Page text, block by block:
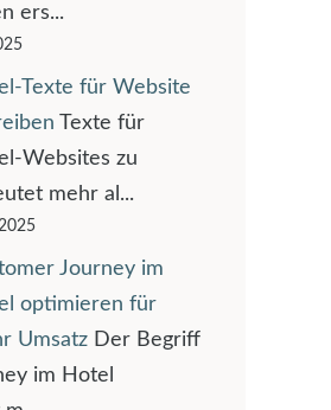
ers...
Texte für Website
Texte für
Websites zu
mehr al...
Journey im
optimieren für
Umsatz Der Begriff
im Hotel